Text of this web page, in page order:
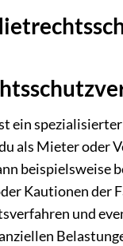
ein
als Mieter oder
beispielsweise
Kautionen der
und